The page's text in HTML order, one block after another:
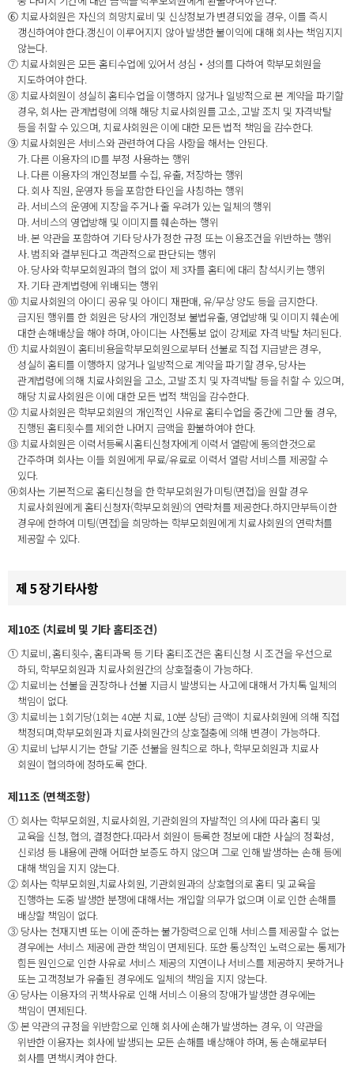
⑥ 치료사회원은 자신의 희망치료비 및 신상정보가 변경되었을 경우, 이를 즉시
갱신하여야 한다.갱신이 이루어지지 않아 발생한 불이익에 대해 회사는 책임지지
않는다.
⑦ 치료사회원은 모든 홈티수업에 있어서 성심‧성의를 다하여 학부모회원을
지도하여야 한다.
⑧ 치료사회원이 성실히 홈티수업을 이행하지 않거나 일방적으로 본 계약을 파기할
경우, 회사는 관계법령에 의해 해당 치료사회원를 고소, 고발 조치 및 자격박탈
등을 취할 수 있으며, 치료사회원은 이에 대한 모든 법적 책임을 감수한다.
⑨ 치료사회원은 서비스와 관련하여 다음 사항을 해서는 안된다.
가. 다른 이용자의 ID를 부정 사용하는 행위
나. 다른 이용자의 개인정보를 수집, 유출, 저장하는 행위
다. 회사 직원, 운영자 등을 포함한 타인을 사칭하는 행위
라. 서비스의 운영에 지장을 주거나 줄 우려가 있는 일체의 행위
마. 서비스의 영업방해 및 이미지를 훼손하는 행위
바. 본 약관을 포함하여 기타 당사가 정한 규정 또는 이용조건을 위반하는 행위
사. 범죄와 결부된다고 객관적으로 판단되는 행위
아. 당사와 학부모회원과의 협의 없이 제 3자를 홈티에 대리 참석시키는 행위
자. 기타 관계법령에 위배되는 행위
⑩ 치료사회원의 아이디 공유 및 아이디 재판매, 유/무상 양도 등을 금지한다.
금지된 행위를 한 회원은 당사의 개인정보 불법유출, 영업방해 및 이미지 훼손에
대한 손해배상을 해야 하며, 아이디는 사전통보 없이 강제로 자격 박탈 처리된다.
⑪ 치료사회원이 홈티비용을학부모회원으로부터 선불로 직접 지급받은 경우,
성실히 홈티를 이행하지 않거나 일방적으로 계약을 파기할 경우, 당사는
관계법령에 의해 치료사회원을 고소, 고발 조치 및 자격박탈 등을 취할 수 있으며,
해당 치료사회원은 이에 대한 모든 법적 책임을 감수한다.
⑫ 치료사회원은 학부모회원의 개인적인 사유로 홈티수업을 중간에 그만 둘 경우,
진행된 홈티횟수를 제외한 나머지 금액을 환불하여야 한다.
⑬ 치료사회원은 이력서등록시홈티신청자에게 이력서 열람에 동의한것으로
간주하며 회사는 이들 회원에게 무료/유료로 이력서 열람 서비스를 제공할 수
있다.
⑭회사는 기본적으로 홈티신청을 한 학부모회원가 미팅(면접)을 원할 경우
치료사회원에게 홈티신청자(학부모회원)의 연락처를 제공한다.하지만부득이한
경우에 한하여 미팅(면접)을 희망하는 학부모회원에게 치료사회원의 연락처를
제공할 수 있다.
제 5 장 기타사항
제10조 (치료비 및 기타 홈티조건)
① 치료비, 홈티횟수, 홈티과목 등 기타 홈티조건은 홈티신청 시 조건을 우선으로
하되, 학부모회원과 치료사회원간의 상호절충이 가능하다.
② 치료비는 선불을 권장하나 선불 지급시 발생되는 사고에 대해서 가치톡 일체의
책임이 없다.
③ 치료비는 1회기당(1회는 40분 치료, 10분 상담) 금액이 치료사회원에 의해 직접
책정되며,학부모회원과 치료사회원간의 상호절충에 의해 변경이 가능하다.
④ 치료비 납부시기는 한달 기준 선불을 원칙으로 하나, 학부모회원과 치료사
회원이 협의하에 정하도록 한다.
제11조 (면책조항)
① 회사는 학부모회원, 치료사회원, 기관회원의 자발적인 의사에 따라 홈티 및
교육을 신청, 협의, 결정한다.따라서 회원이 등록한 정보에 대한 사실의 정확성,
신뢰성 등 내용에 관해 어떠한 보증도 하지 않으며 그로 인해 발생하는 손해 등에
대해 책임을 지지 않는다.
② 회사는 학부모회원,치료사회원, 기관회원과의 상호협의로 홈티 및 교육을
진행하는 도중 발생한 분쟁에 대해서는 개입할 의무가 없으며 이로 인한 손해를
배상할 책임이 없다.
③ 당사는 천재지변 또는 이에 준하는 불가항력으로 인해 서비스를 제공할 수 없는
경우에는 서비스 제공에 관한 책임이 면제된다. 또한 통상적인 노력으로는 통제가
힘든 원인으로 인한 사유로 서비스 제공의 지연이나 서비스를 제공하지 못하거나
또는 고객정보가 유출된 경우에도 일체의 책임을 지지 않는다.
④ 당사는 이용자의 귀책사유로 인해 서비스 이용의 장애가 발생한 경우에는
책임이 면제된다.
⑤ 본 약관의 규정을 위반함으로 인해 회사에 손해가 발생하는 경우, 이 약관을
위반한 이용자는 회사에 발생되는 모든 손해를 배상해야 하며, 동 손해로부터
회사를 면책시켜야 한다.